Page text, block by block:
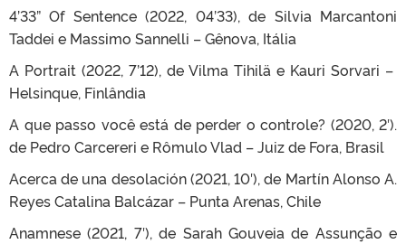
4’33” Of Sentence (2022, 04’33), de Silvia Marcantoni
Taddei e Massimo Sannelli – Gênova, Itália
A Portrait (2022, 7’12), de Vilma Tihilä e Kauri Sorvari –
Helsinque, Finlândia
A que passo você está de perder o controle? (2020, 2′).
de Pedro Carcereri e Rômulo Vlad – Juiz de Fora, Brasil
Acerca de una desolación (2021, 10′), de Martín Alonso A.
Reyes Catalina Balcázar – Punta Arenas, Chile
Anamnese (2021, 7′), de Sarah Gouveia de Assunção e